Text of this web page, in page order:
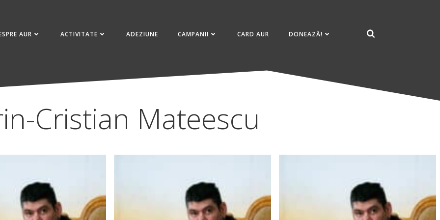
AUR ACTIVITATE ADEZIUNE CAMPANII CARD AUR DONEAZĂ!
Cristian Mateescu